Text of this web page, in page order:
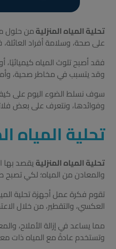
تحلية المياه المنزليةمن حلول
على صحة، وسلامة أفراد
فقد أصبح تلوث المياه كيميائيًا،
وقد يتسبب في مخاطر صحية،
سوف نسلط الضوء اليوم على كيفية
وفوائدها، ونتعرف على بعض
تحلية المياه
تحلية المياه المنزليةيقصد بها
والمعادن من المياه؛ لكي تصبح
تقوم فكرة عمل أجهزة تحلية
العكسي، والتقطير، من خلال
مما يساعد في إزالة الأملاح،
وتستخدم عادةً مع المياه ذات